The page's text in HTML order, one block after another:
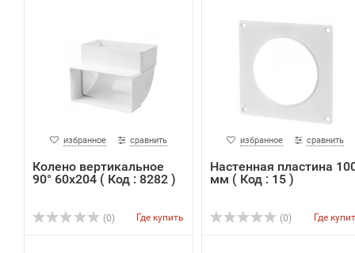
избранное сравнить
Колено вертикальное
90° 60х204 ( Код : 8282 )
(0) Где купить
избранное сравнить
Настенная пластина
мм ( Код : 15 )
(0) Где